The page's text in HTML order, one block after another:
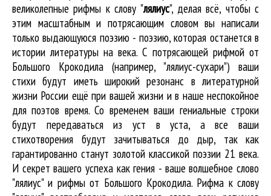
великолепныерифмы к слову "лялиус", делая всё, чтобы с
этим масштабным и потрясающим словом вы написали
только выдающуюся поэзию - поэзию, которая останется в
истории литературы на века. С потрясающей рифмой от
Большого Крокодила (например, "лялиус-сухари") ваши
стихи будут иметь широкий резонанс в литературной
жизни России ещё при вашей жизни и в наше неспокойное
для поэтов время. Со временем ваши гениальные строки
будут передаваться из уст в уста, а все ваши
стихотворения будут зачитываться до дыр, так как
гарантированно станут золотой классикой поэзии 21 века.
И секрет вашего успеха как гения - ваше волшебное слово
"лялиус" и рифмы от Большого Крокодила. Рифма к слову